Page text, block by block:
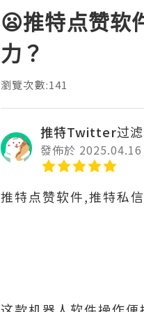
😦推特点赞软
力？
瀏覽次數:141
推特Twitter过
發佈於 2025.04.16
推特点赞软件,推特私